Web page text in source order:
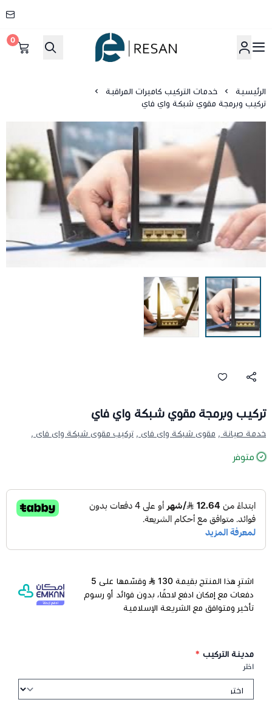
شركة ريسان
0
الرئيسية
خدمات التركيب كاميرات المراقبة
تركيب وبرمجة مقوي شبكة واي فاي
تركيب وبرمجة مقوي شبكة واي فاي
خدمة صيانة , مقوى شبكة واى فاى , تركيب مقوى شبكة واى فاى ,
متوفر
اشترِ هذا المنتج بقيمة 130
وقسّمها على 5
دفعات مع إمكان ادفع لاحقًا، بدون فوائد أو رسوم
تأخير ومتوافق مع الشريعة الإسلامية
مدينة التركيب *
اختر